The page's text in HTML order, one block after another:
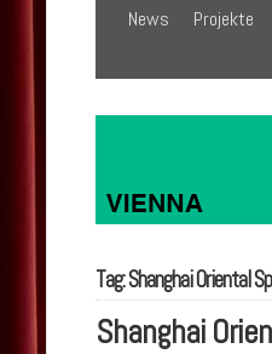
News Projekte
Tag: Shanghai Oriental
Shanghai